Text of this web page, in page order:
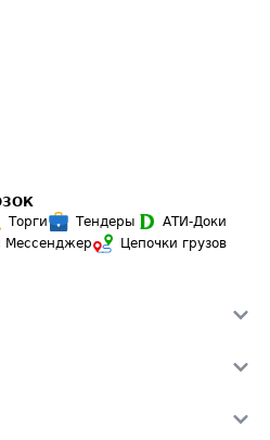
Торги Тендеры
АТИ-Доки
Мессенджер
Цепочки грузов